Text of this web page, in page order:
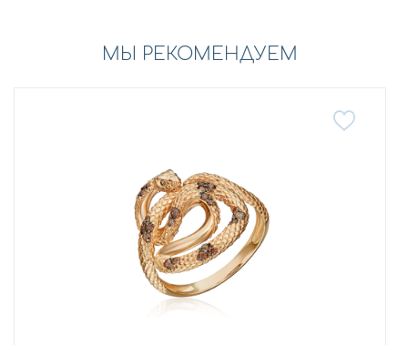
МЫ РЕКОМЕНДУЕМ